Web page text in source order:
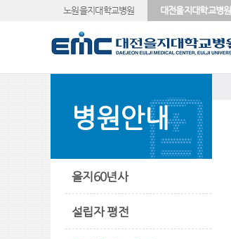
노원을지대학교병원 대전을지대학교병원
병원안내
을지60년사
설립자 평전